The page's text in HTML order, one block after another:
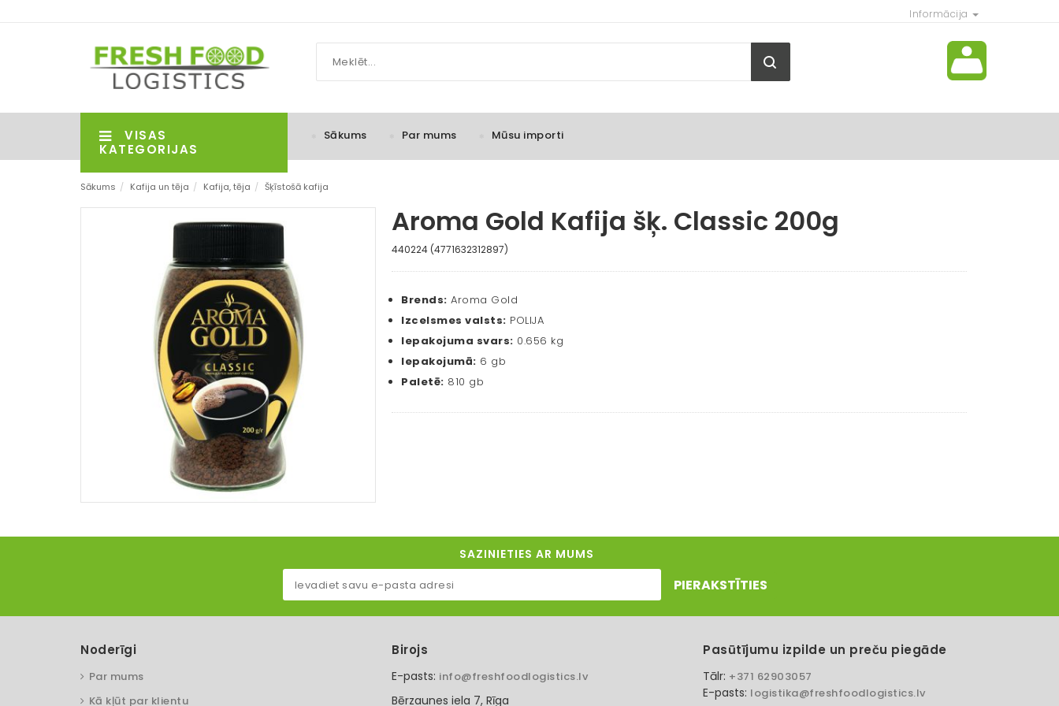
Informācija
VISAS
KATEGORIJAS
Sākums Par mums Mūsu importi
Sākums / Kafija un tēja / Kafija, tēja / Šķīstošā kafija
Aroma Gold Kafija šķ. Classic 200g
440224 (4771632312897)
Brends: Aroma Gold
Izcelsmes valsts: POLIJA
Iepakojuma svars: 0.656 kg
Iepakojumā: 6 gb
Paletē: 810 gb
SAZINIETIES AR MUMS
PIERAKSTĪTIES
Noderīgi
Par mums
Kā kļūt par klientu
Birojs
E-pasts: info@freshfoodlogistics.lv
Bērzaunes iela 7, Rīga
Pasūtījumu izpilde un preču piegāde
Tālr: +371 62903057
E-pasts: logistika@freshfoodlogistics.lv